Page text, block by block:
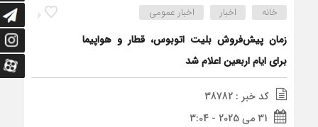
6 خانه اخبار اخبار عمومی
زمان پیش‌فروش بلیت اتوبوس، قطار و هواپیما
برای ایام اربعین اعلام شد
کد خبر : 38782
31 می 2025 - 3:04